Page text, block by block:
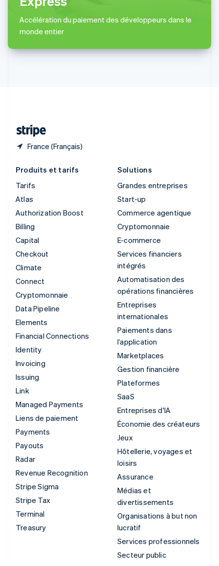
Accélération du paiement des développeurs dans le
monde entier
France (Français)
English
Singapour
English简体中文
Slovaquie
Slovénie
Produits et tarifs
Tarifs
Atlas
Authorization Boost
Billing
Capital
Checkout
Climate
Connect
Cryptomonnaie
Data Pipeline
Elements
Financial Connections
Identity
Invoicing
Issuing
Link
Managed Payments
Liens de paiement
Payments
Payouts
Radar
Revenue Recognition
Stripe Sigma
Stripe Tax
Terminal
Treasury
Solutions
Grandes entreprises
Start-up
Commerce agentique
Cryptomonnaie
E-commerce
Services financiers
intégrés
Automatisation des
opérations financières
Entreprises
internationales
Paiements dans
l’application
Marketplaces
Gestion financière
Plateformes
SaaS
Entreprises d'IA
Économie des créateurs
Jeux
Hôtellerie, voyages et
loisirs
Assurance
Médias et
divertissements
Organisations à but non
lucratif
Services professionnels
Secteur public